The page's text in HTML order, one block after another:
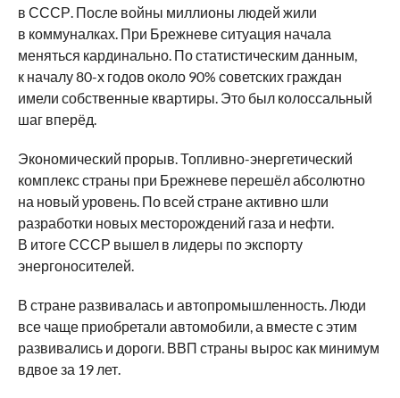
в СССР. После войны миллионы людей жили
в коммуналках. При Брежневе ситуация начала
меняться кардинально. По статистическим данным,
к началу 80-х годов около 90% советских граждан
имели собственные квартиры. Это был колоссальный
шаг вперёд.
Экономический прорыв. Топливно-энергетический
комплекс страны при Брежневе перешёл абсолютно
на новый уровень. По всей стране активно шли
разработки новых месторождений газа и нефти.
В итоге СССР вышел в лидеры по экспорту
энергоносителей.
В стране развивалась и автопромышленность. Люди
все чаще приобретали автомобили, а вместе с этим
развивались и дороги. ВВП страны вырос как минимум
вдвое за 19 лет.